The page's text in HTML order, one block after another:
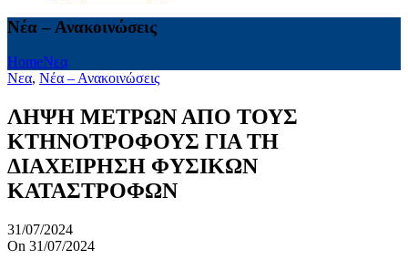
Νέα – Ανακοινώσεις
HomeΝεα
Νεα, Νέα – Ανακοινώσεις
ΛΗΨΗ ΜΕΤΡΩΝ ΑΠΟ ΤΟΥΣ
ΚΤΗΝΟΤΡΟΦΟΥΣ ΓΙΑ ΤΗ
ΔΙΑΧΕΙΡΗΣΗ ΦΥΣΙΚΩΝ
ΚΑΤΑΣΤΡΟΦΩΝ
31/07/2024
On 31/07/2024